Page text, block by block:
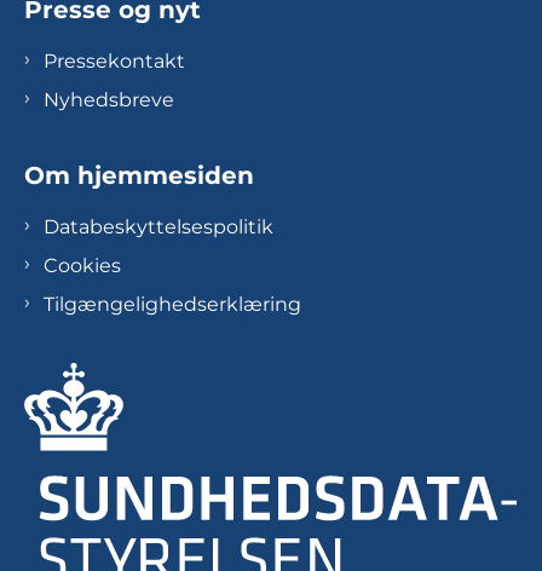
Presse og nyt
Pressekontakt
Nyhedsbreve
Om hjemmesiden
Databeskyttelsespolitik
Cookies
Tilgængelighedserklæring